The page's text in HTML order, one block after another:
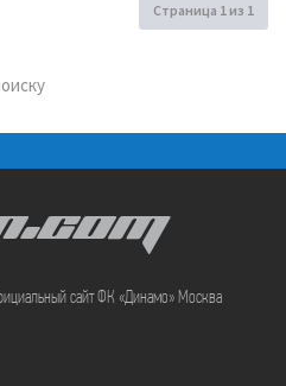
Страница 1из 1
сайт ФК «Динамо» Москва